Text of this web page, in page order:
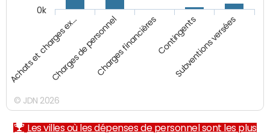
Achats et charges ex…Charges de personnelCharges financièresContingents
Subventions versées
0k
© JDN 2026
Les villes où les dépenses de personnel sont les plus